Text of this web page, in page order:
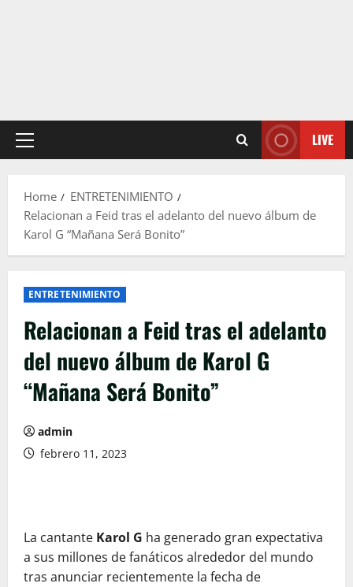
Primary
LIVE
Home
ENTRETENIMIENTO
Relacionan a Feid tras el adelanto del nuevo álbum de
Karol G “Mañana Será Bonito”
ENTRETENIMIENTO
Relacionan a Feid tras el adelanto
del nuevo álbum de Karol G
“Mañana Será Bonito”
admin
febrero 11, 2023
La cantante Karol G ha generado gran expectativa
a sus millones de fanáticos alrededor del mundo
tras anunciar recientemente la fecha de